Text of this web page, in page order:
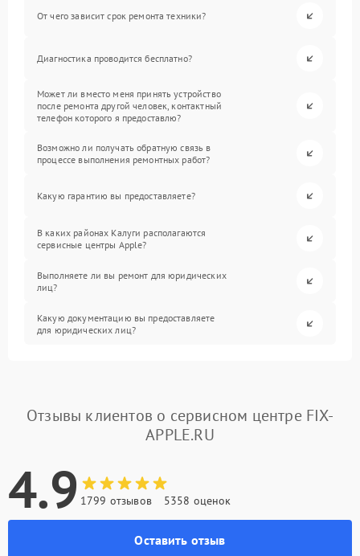
От чего зависит срок ремонта техники?
Диагностика проводится бесплатно?
Может ли вместо меня принять устройство
после ремонта другой человек, контактный
телефон которого я предоставлю?
Возможно ли получать обратную связь в
процессе выполнения ремонтных работ?
Какую гарантию вы предоставляете?
В каких районах Калуги располагаются
сервисные центры Apple?
Выполняете ли вы ремонт для юридических
лиц?
Какую документацию вы предоставляете
для юридических лиц?
Отзывы клиентов о сервисном центре FIX-
APPLE.RU
4.9 1799 отзывов 5358 оценок
Оставить отзыв